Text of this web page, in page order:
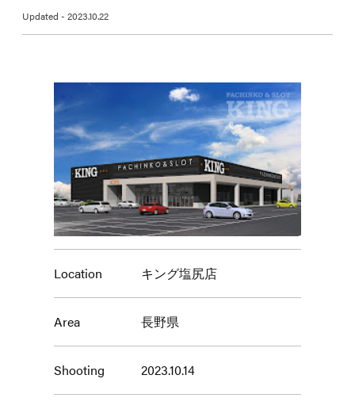
Updated - 2023.10.22
Location キング塩尻店
Area 長野県
Shooting 2023.10.14